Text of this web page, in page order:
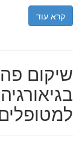
קרא עוד
שיקום